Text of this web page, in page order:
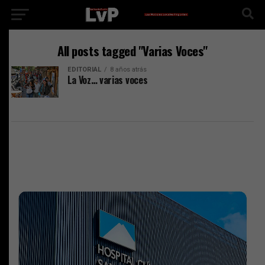
All posts tagged "Varias Voces"
EDITORIAL 8 años atrás
La Voz… varias voces